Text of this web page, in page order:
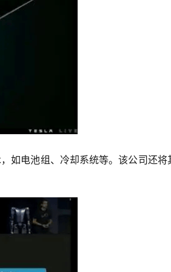
如电池组、冷却系统等。该公司还将